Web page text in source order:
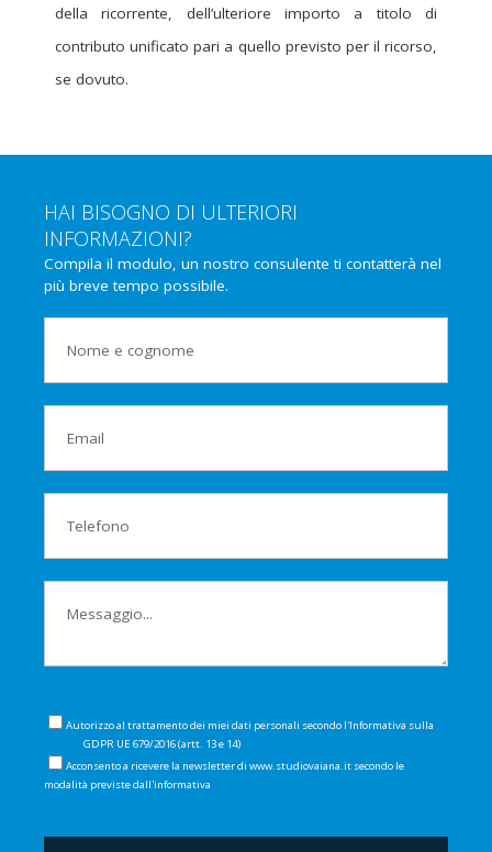
della ricorrente, dell’ulteriore importo a titolo di
contributo unificato pari a quello previsto per il ricorso,
se dovuto.
HAI BISOGNO DI ULTERIORI
INFORMAZIONI?
Compila il modulo, un nostro consulente ti contatterà nel
più breve tempo possibile.
Autorizzo al trattamento dei miei dati personali secondo l'Informativa sulla
GDPR UE 679/2016 (artt. 13 e 14)
Acconsento a ricevere la newsletter di www.studiovaiana.it secondo le
modalità previste dall'informativa